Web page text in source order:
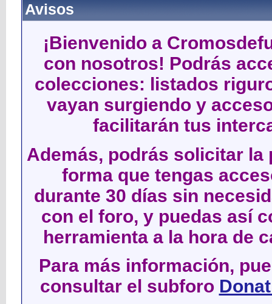
Avisos
¡Bienvenido a
con nosotros! Podrás
colecciones: listados
vayan surgiendo y
facilitarán tus
Además, podrás solicitar
forma que tengas
durante 30 días sin
con el foro, y puedas así
herramienta a la hora de
Para más información,
consultar el subforo